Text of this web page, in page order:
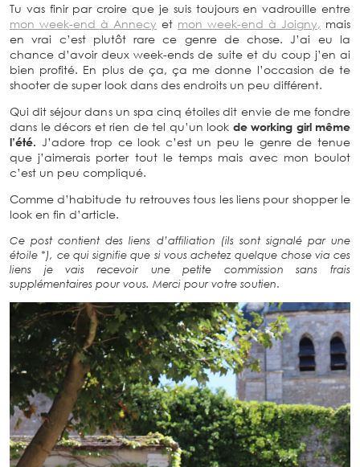
Tu vas finir par croire que je suis toujours en vadrouille entre
mon week-end à Annecy et mon week-end à Joigny, mais
en vrai c’est plutôt rare ce genre de chose. J’ai eu la
chance d’avoir deux week-ends de suite et du coup j’en ai
bien profité. En plus de ça, ça me donne l’occasion de te
shooter de super look dans des endroits un peu différent.
Qui dit séjour dans un spa cinq étoiles dit envie de me fondre
dans le décors et rien de tel qu’un look de working girl même
l’été. J’adore trop ce look c’est un peu le genre de tenue
que j’aimerais porter tout le temps mais avec mon boulot
c’est un peu compliqué.
Comme d’habitude tu retrouves tous les liens pour shopper le
look en fin d’article.
Ce post contient des liens d’affiliation (ils sont signalé par une
étoile *), ce qui signifie que si vous achetez quelque chose via ces
liens je vais recevoir une petite commission sans frais
supplémentaires pour vous. Merci pour votre soutien.